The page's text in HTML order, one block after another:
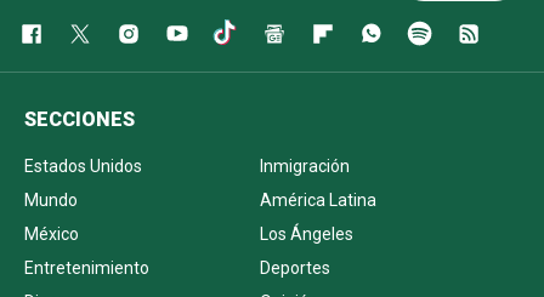
SECCIONES
Estados Unidos
Inmigración
Mundo
América Latina
México
Los Ángeles
Entretenimiento
Deportes